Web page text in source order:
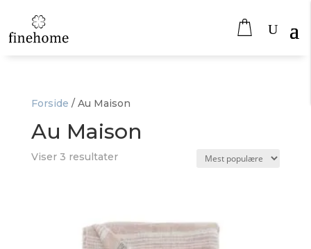
Forside / Au Maison
Au Maison
Viser 3 resultaterSorteret